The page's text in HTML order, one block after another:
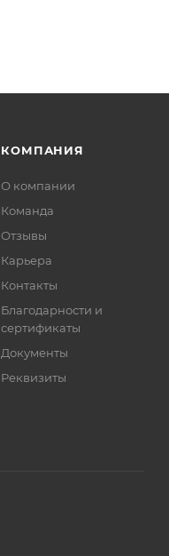
КОМПАНИЯ
О компании
Команда
Отзывы
Карьера
Контакты
Благодарности и
сертификаты
Документы
Реквизиты